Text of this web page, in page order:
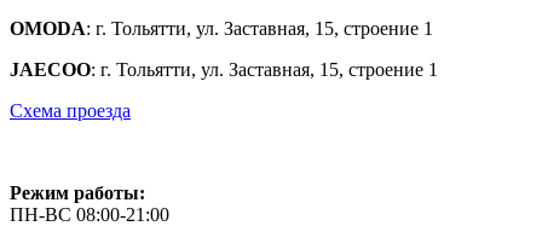
OMODA: г. Тольятти, ул. Заставная, 15, строение 1
JAECOO: г. Тольятти, ул. Заставная, 15, строение 1
Схема проезда
Режим работы:
ПН-ВС 08:00-21:00